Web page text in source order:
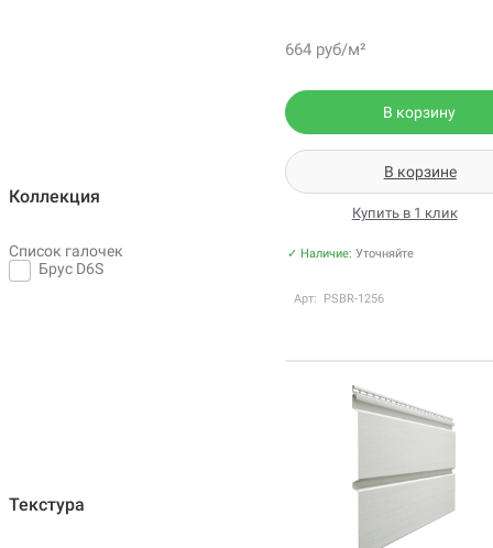
Коллекция
Список галочек
Брус D6S
Текстура
664 руб/м²
В корзину
В корзине
Купить в 1 клик
✓ Наличие:Уточняйте
Арт: PSBR-1256